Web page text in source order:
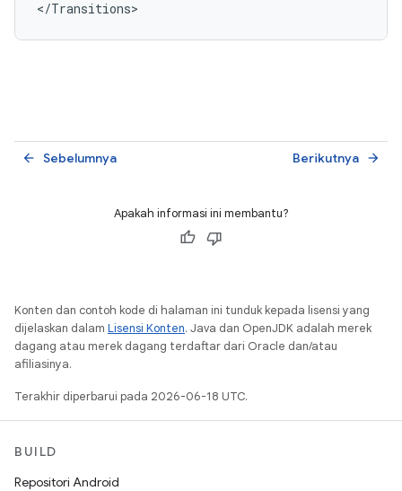
Sebelumnya
arrow_back Berikutnya arrow_forward
Apakah informasi ini membantu?
Konten dan contoh kode di halaman ini tunduk kepada lisensi yang
dijelaskan dalam Lisensi Konten. Java dan OpenJDK adalah merek
dagang atau merek dagang terdaftar dari Oracle dan/atau
afiliasinya.
Terakhir diperbarui pada 2026-06-18 UTC.
BUILD
Repositori Android